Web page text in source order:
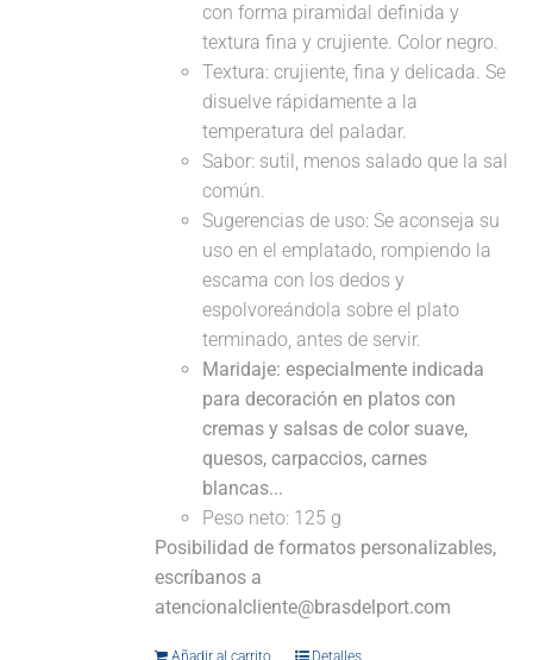
con forma piramidal definida y
textura fina y crujiente. Color negro.
Textura: crujiente, fina y delicada. Se
disuelve rápidamente a la
temperatura del paladar.
Sabor: sutil, menos salado que la sal
común.
Sugerencias de uso: Se aconseja su
uso en el emplatado, rompiendo la
escama con los dedos y
espolvoreándola sobre el plato
terminado, antes de servir.
Maridaje: especialmente indicada
para decoración en platos con
cremas y salsas de color suave,
quesos, carpaccios, carnes
blancas...
Peso neto: 125 g
Posibilidad de formatos personalizables,
escríbanos a
atencionalcliente@brasdelport.com